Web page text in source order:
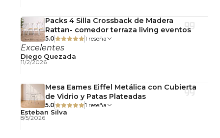
Packs 4 Silla Crossback de Madera
Rattan- comedor terraza living eventos
5.0 1 reseña
Excelentes
Diego Quezada
11/2/2026
Mesa Eames Eiffel Metálica con Cubierta
de Vidrio y Patas Plateadas
5.0 1 reseña
Esteban Silva
8/5/2026